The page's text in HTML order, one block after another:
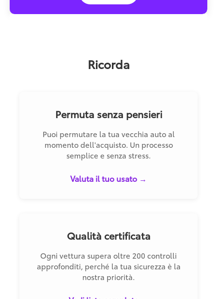
Ricorda
Permuta senza pensieri
Puoi permutare la tua vecchia auto al
momento dell'acquisto. Un processo
semplice e senza stress.
Valuta il tuo usato →
Qualità certificata
Ogni vettura supera oltre 200 controlli
approfonditi, perché la tua sicurezza è la
nostra priorità.